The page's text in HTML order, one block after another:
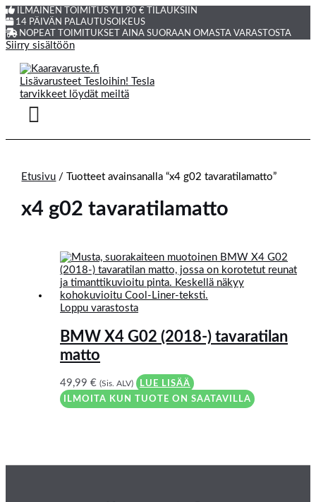
ILMAINEN TOIMITUS YLI 90 € TILAUKSIIN
14 PÄIVÄN PALAUTUSOIKEUS
NOPEAT TOIMITUKSET AINA SUORAAN OMASTA VARASTOSTA
Siirry sisältöön
Etusivu / Tuotteet avainsanalla “x4 g02 tavaratilamatto”
x4 g02 tavaratilamatto
Loppu varastosta
BMW X4 G02 (2018-) tavaratilan
matto
49,99€ (Sis. ALV)
LUE LISÄÄ
ILMOITA KUN TUOTE ON SAATAVILLA